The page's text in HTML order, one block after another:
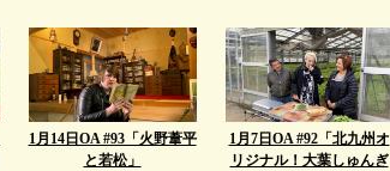
1月14日OA #93「火野葦平
と若松」
1月7日OA #92「北九州オ
リジナル！大葉しゅんぎ